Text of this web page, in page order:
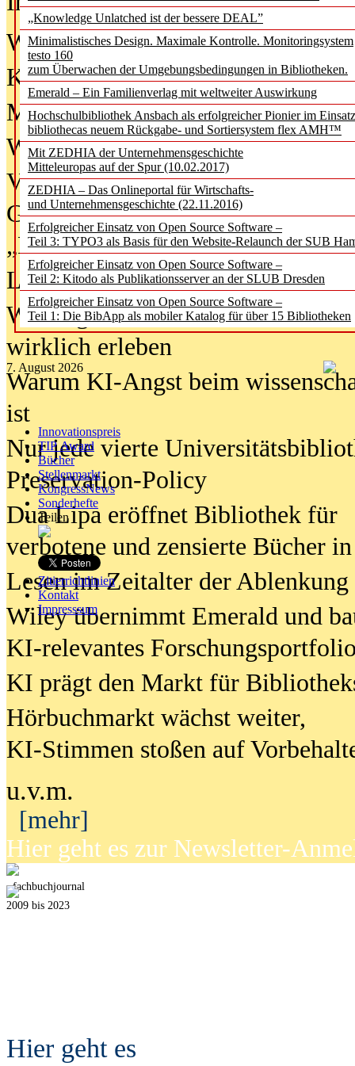
„Knowledge Unlatched ist der bessere DEAL”
Minimalistisches Design. Maximale Kontrolle. Monitoringsystem
testo 160
zum Überwachen der Umgebungsbedingungen in Bibliotheken.
Emerald – Ein Familienverlag mit weltweiter Auswirkung
Hochschulbibliothek Ansbach als erfolgreicher Pionier im
bibliothecas neuem Rückgabe- und Sortiersystem flex AMH™
Mit ZEDHIA der Unternehmensgeschichte
Mitteleuropas auf der Spur (10.02.2017)
ZEDHIA – Das Onlineportal für Wirtschafts-
und Unternehmensgeschichte (22.11.2016)
Erfolgreicher Einsatz von Open Source Software –
Teil 3: TYPO3 als Basis für den Website-Relaunch der SUB
Erfolgreicher Einsatz von Open Source Software –
Teil 2: Kitodo als Publikationsserver an der SLUB Dresden
Erfolgreicher Einsatz von Open Source Software –
Teil 1: Die BibApp als mobiler Katalog für über 15 Bibliotheken
7. August 2026
Innovationspreis
TIP Award
Bücher
Stellenmarkt
KongressNews
Sonderhefte
Teilen
Zitierrichtlinien
Kontakt
Impresssum
Was Hochschul­bibliotheken von
Kinder in der digitalen Welt
Metadaten als Infrastruktur
Wenn Bots katalogisieren
Von Abschlusskleidern bis
Geisterjagd-Ausrüstung in der
„Library of Things“ unterwegs
Lesen als Infrastrukturaufgabe
Wie Jugendliche Social Media
wirklich erleben
Warum KI-Angst beim
ist
Nur jede vierte
Preservation-Policy
Dua Lipa eröffnet Bibliothek für
verbotene und zensierte Bücher
Lesen im Zeitalter der Ablenkung
Wiley übernimmt Emerald und
KI-relevantes
KI prägt den Markt für
Hörbuchmarkt wächst weiter,
KI-Stimmen stoßen auf
u.v.m.
[mehr]
Hier geht es zur Newsletter-
fachbuchjournal
2009 bis 2023
Hier geht es